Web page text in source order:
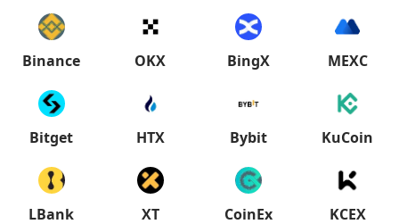
Binance OKX BingX MEXC
Bitget HTX Bybit KuCoin
LBank XT CoinEx KCEX